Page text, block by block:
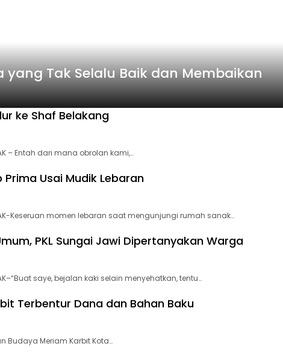
yang Tak Selalu Baik dan Membaikan
ke Shaf Belakang
– Entah dari mana obrolan kami,…
Usai Mudik Lebaran
Keseruan momen lebaran saat mengunjungi rumah sanak…
PKL Sungai Jawi Dipertanyakan Warga
saye, bejalan kaki selain menyehatkan, tentu…
Terbentur Dana dan Bahan Baku
Budaya Meriam Karbit Kota…